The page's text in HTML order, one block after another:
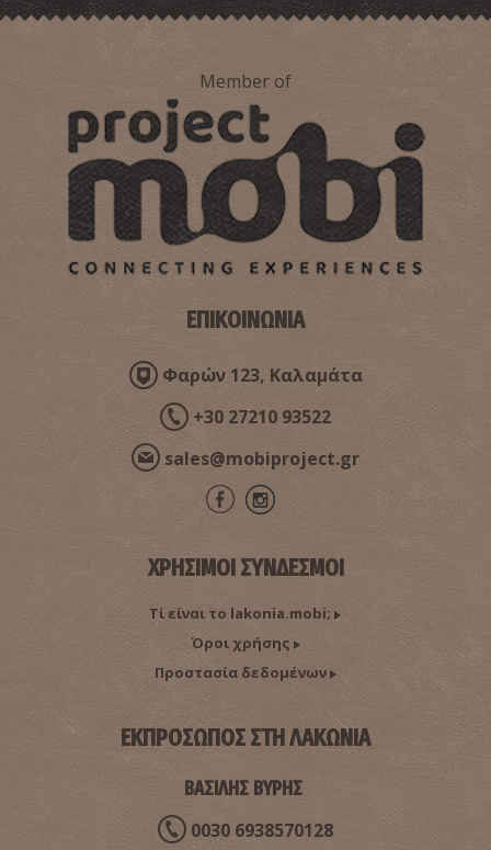
Member of
ΕΠΙΚΟΙΝΩΝΙΑ
Φαρών 123, Καλαμάτα
+30 27210 93522
sales@mobiproject.gr
ΧΡΗΣΙΜΟΙ ΣΥΝΔΕΣΜΟΙ
Τί είναι το lakonia.mobi;
Όροι χρήσης
Προστασία δεδομένων
ΕΚΠΡΟΣΩΠΟΣ ΣΤΗ ΛΑΚΩΝΙΑ
ΒΑΣΙΛΗΣ ΒΥΡΗΣ
0030 6938570128